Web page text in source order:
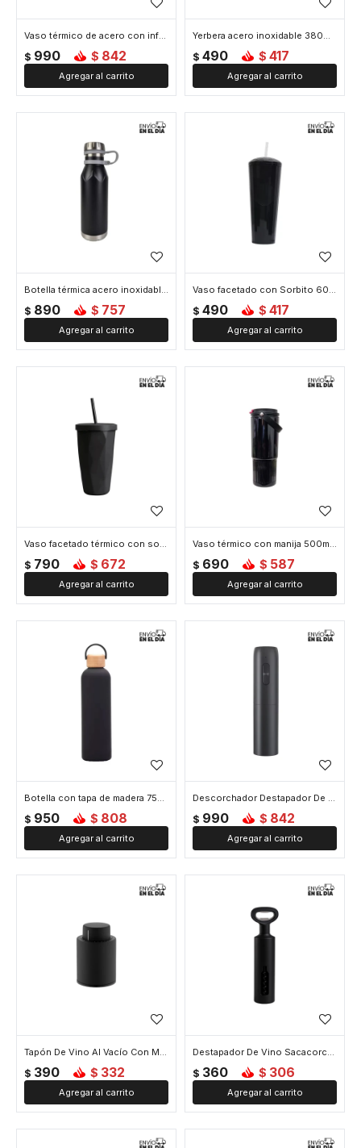
Vaso térmico de acero con infusor y asa - 610ml - Negro
$ 990 $ 842
Yerbera acero inoxidable 380ml con tapa hermética - Negro
$ 490 $ 417
Botella térmica acero inoxidable 600ml diseño minimalista - Negro
$ 890 $ 757
Vaso facetado con Sorbito 600ml - Negro
$ 490 $ 417
Vaso facetado térmico con sorbito - Negro
$ 790 $ 672
Vaso térmico con manija 500ml - Negro
$ 690 $ 587
Botella con tapa de madera 750ml - Negro
$ 950 $ 808
Descorchador Destapador De Vinos Electrico - Negro
$ 990 $ 842
Tapón De Vino Al Vacío Con Marcador - Negro
$ 390 $ 332
Destapador De Vino Sacacorcho - Negro
$ 360 $ 306